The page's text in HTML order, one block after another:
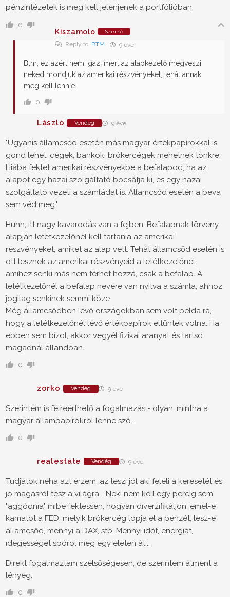
pénzintézetek is meg kell jelenjenek a portfólióban.
0
Kiszamolo
Szerző
Reply to BTM 9 éve
Btm, ez azért nem igaz, mert az alapkezelő megveszi
neked mondjuk az amerikai részvényeket, tehát annak
meg kell lennie-
0
László Vendég 9 éve
"Ugyanis államcsőd esetén más magyar értékpapírokkal is
gond lehet, cégek, bankok, brókercégek mehetnek tönkre.
Hiába fektet amerikai részvényekbe a befalapod, ha az
alapot egy hazai szolgáltató bocsátja ki, és egy hazai
szolgáltató vezeti a számládat is. Államcsőd esetén a beva
sem véd meg."
Huhh, itt nagy kavarodás van a fejben. Befalapnak törvény
alapján letétkezelőnél kell tartania az amerikai
részvényeket, amiket az alap vett. Tehát államcsőd esetén is
ott lesznek az amerikai részvényeid a letétkezelőnél,
amihez senki más nem férhet hozzá, csak a befalap. A
letétkezelőnél a befalap nevére van nyitva a számla, ahhoz
jogilag senkinek semmi köze.
Még államcsődben lévő országokban sem volt példa rá,
hogy a letétkezelőnél lévő értékpapírok eltűntek volna. Ha
ebben sem bízol, akkor vegyél fizikai aranyat és tartsd
magadnál állandóan.
0
zorko Vendég 9 éve
Szerintem is félreérthető a fogalmazás - olyan, mintha a
magyar állampapírokról lenne szó...
0
realestate Vendég 9 éve
Tudjátok néha azt érzem, az teszi jól aki feléli a keresetét és
jó magasról tesz a világra... Neki nem kell egy percig sem
"aggódnia" mibe fektessen, hogyan diverzifikáljon, emel-e
kamatot a FED, melyik brókercég lopja el a pénzét, lesz-e
államcsőd, mennyi a DAX, stb. Mennyi időt, energiát,
idegességet spórol meg egy életen át...
Direkt fogalmaztam szélsőségesen, de szerintem átment a
lényeg.
0